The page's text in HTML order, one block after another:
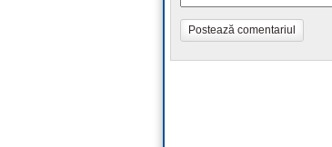
Postează comentariul